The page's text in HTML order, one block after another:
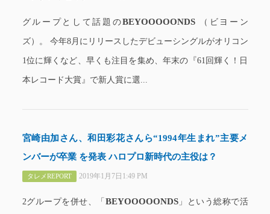
グループとして話題のBEYOOOOONDS （ビヨーン
ズ）。 今年8月にリリースしたデビューシングルがオリコン
1位に輝くなど、早くも注目を集め、年末の『61回輝く！日
本レコード大賞』で新人賞に選...
宮崎由加さん、和田彩花さんら“1994年生まれ”主要メ
ンバーが卒業 を発表 ハロプロ新時代の主役は？
タレメREPORT 2019年1月7日1:49 PM
2グループを併せ、「 BEYOOOOONDS」という総称で活